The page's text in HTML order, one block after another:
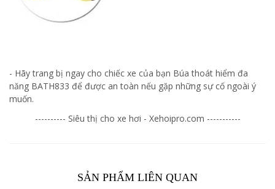
- Hãy trang bị ngay cho chiếc xe của bạn Búa thoát hiểm đa
năng BATH833 để được an toàn nếu gặp những sự cố ngoài ý
muốn.
---------- Siêu thị cho xe hơi - Xehoipro.com -----------
SẢN PHẨM LIÊN QUAN